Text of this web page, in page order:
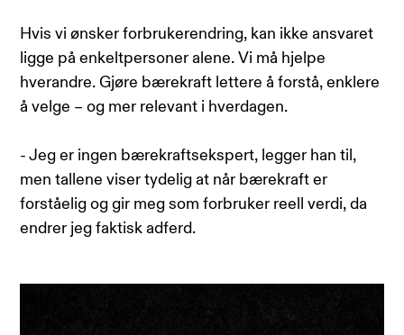
Hvis vi ønsker forbrukerendring, kan ikke ansvaret
ligge på enkeltpersoner alene. Vi må hjelpe
hverandre. Gjøre bærekraft lettere å forstå, enklere
å velge – og mer relevant i hverdagen.
- Jeg er ingen bærekraftsekspert, legger han til,
men tallene viser tydelig at når bærekraft er
forståelig og gir meg som forbruker reell verdi, da
endrer jeg faktisk adferd.